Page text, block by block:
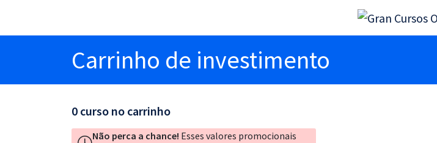
Carrinho de investimento
0 curso no carrinho
Não perca a chance! Esses valores promocionais